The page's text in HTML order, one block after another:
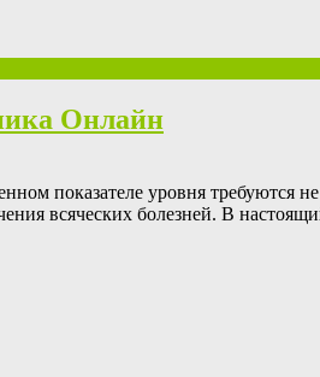
Онлайн
показателе уровня требуются
всяческих болезней. В